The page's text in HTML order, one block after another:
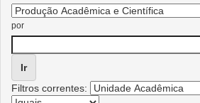
por
Filtros correntes: